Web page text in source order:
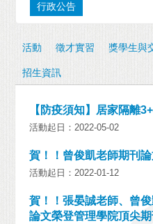
行政公告
活動 徵才實習 獎學生與
招生資訊
【防疫須知】居家隔離
活動起日：2022-05-02
賀！！曾俊凱老師期刊
活動起日：2022-01-12
賀！！張晏誠老師、曾
論文榮登管理學院頂尖期